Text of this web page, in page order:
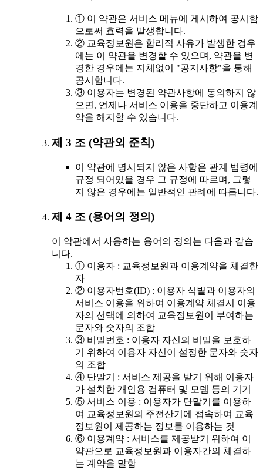
① 이 약관은 서비스 메뉴에 게시하여 공시함
으로써 효력을 발생합니다.
② 교육정보원은 합리적 사유가 발생한 경우
에는 이 약관을 변경할 수 있으며, 약관을 변
경한 경우에는 지체없이 "공지사항"을 통해
공시합니다.
③ 이용자는 변경된 약관사항에 동의하지 않
으면, 언제나 서비스 이용을 중단하고 이용계
약을 해지할 수 있습니다.
제 3 조 (약관외 준칙)
이 약관에 명시되지 않은 사항은 관계 법령에
규정 되어있을 경우 그 규정에 따르며, 그렇
지 않은 경우에는 일반적인 관례에 따릅니다.
제 4 조 (용어의 정의)
이 약관에서 사용하는 용어의 정의는 다음과 같습
니다.
① 이용자 : 교육정보원과 이용계약을 체결한
자
② 이용자번호(ID) : 이용자 식별과 이용자의
서비스 이용을 위하여 이용계약 체결시 이용
자의 선택에 의하여 교육정보원이 부여하는
문자와 숫자의 조합
③ 비밀번호 : 이용자 자신의 비밀을 보호하
기 위하여 이용자 자신이 설정한 문자와 숫자
의 조합
④ 단말기 : 서비스 제공을 받기 위해 이용자
가 설치한 개인용 컴퓨터 및 모뎀 등의 기기
⑤ 서비스 이용 : 이용자가 단말기를 이용하
여 교육정보원의 주전산기에 접속하여 교육
정보원이 제공하는 정보를 이용하는 것
⑥ 이용계약 : 서비스를 제공받기 위하여 이
약관으로 교육정보원과 이용자간의 체결하
는 계약을 말함